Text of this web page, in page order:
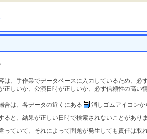
は、手作業でデータベースに入力しているため、必
正しいか、公演日時が正しいか、必ず信頼性の高い
合は、各データの近くにある
消しゴムアイコンか
ると、結果が正しい日時で検索されないことがあり
っていて、それによって問題が発生しても責任は取